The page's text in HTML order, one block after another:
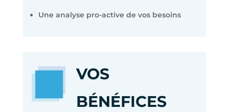
Une analyse pro-active de vos besoins
VOS
BÉNÉFICES